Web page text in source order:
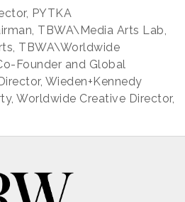
PYTKA
TBWA\Media Arts Lab,
TBWA\Worldwide
Founder and Global
Wieden+Kennedy
Worldwide Creative Director,